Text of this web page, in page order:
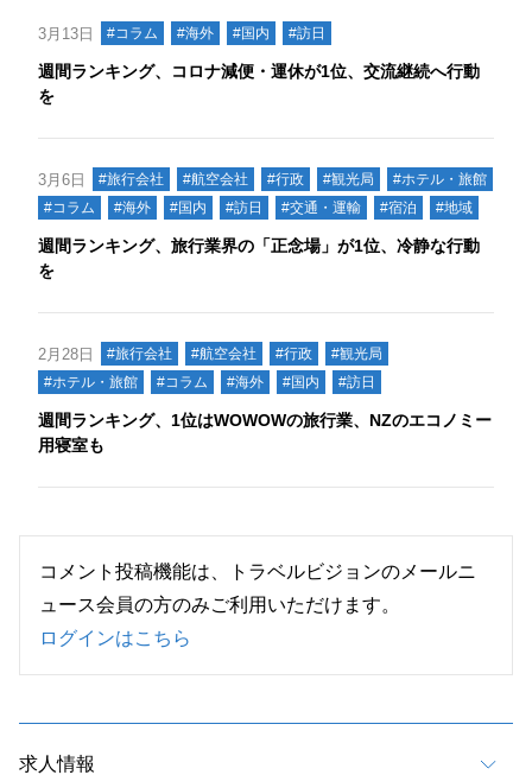
3月13日 #コラム #海外 #国内 #訪日
週間ランキング、コロナ減便・運休が1位、交流継続へ行動
を
3月6日 #旅行会社 #航空会社 #行政 #観光局
#ホテル・旅館
#コラム
#海外 #国内 #訪日 #交通・運輸 #宿泊 #地域
週間ランキング、旅行業界の「正念場」が1位、冷静な行動
を
2月28日 #旅行会社 #航空会社 #行政
#観光局
#ホテル・旅館
#コラム #海外 #国内 #訪日
週間ランキング、1位はWOWOWの旅行業、NZのエコノミー
用寝室も
コメント投稿機能は、トラベルビジョンのメールニ
ュース会員の方のみご利用いただけます。
ログインはこちら
求人情報